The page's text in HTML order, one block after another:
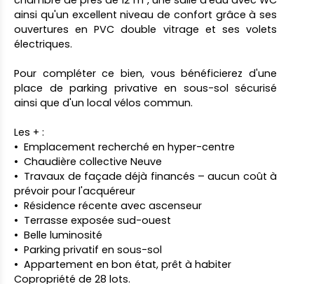
ainsi qu'un excellent niveau de confort grâce à ses
ouvertures en PVC double vitrage et ses volets
électriques.
Pour compléter ce bien, vous bénéficierez d'une
place de parking privative en sous-sol sécurisé
ainsi que d'un local vélos commun.
Les + :
Emplacement recherché en hyper-centre
Chaudière collective Neuve
Travaux de façade déjà financés – aucun coût à
prévoir pour l'acquéreur
Résidence récente avec ascenseur
Terrasse exposée sud-ouest
Belle luminosité
Parking privatif en sous-sol
Appartement en bon état, prêt à habiter
Copropriété de 28 lots.